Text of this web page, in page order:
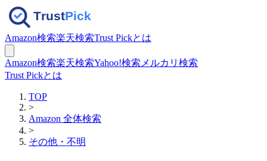
Amazon検索楽天検索Trust Pickとは
Amazon検索楽天検索Yahoo!検索 メルカリ検索
Trust Pickとは
TOP
>
Amazon 全体検索
>
その他・不明